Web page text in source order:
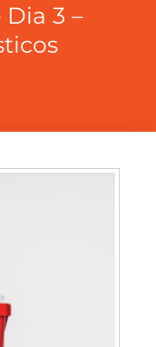
3 –